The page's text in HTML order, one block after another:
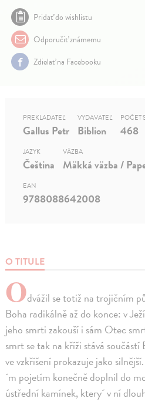
Pridať do wishlistu
Odporučiť známemu
Zdielať na Facebooku
O TITULE
Odvážil se totiž na trojičním
Boha radikálně až do konce: v
jeho smrti zakouší i sám Otec
smrt se tak na kříži stává
ve vzkříšení prokazuje jako
´m pojetím konečně doplnil do
ústřední kamínek, ktery´ v ní
PREKLADATEĽ
Gallus Petr
VYDAVATEĽ
Biblion
POČET
468
JAZYK
Čeština
VÄZBA
Mäkká väzba /
EAN
9788088642008